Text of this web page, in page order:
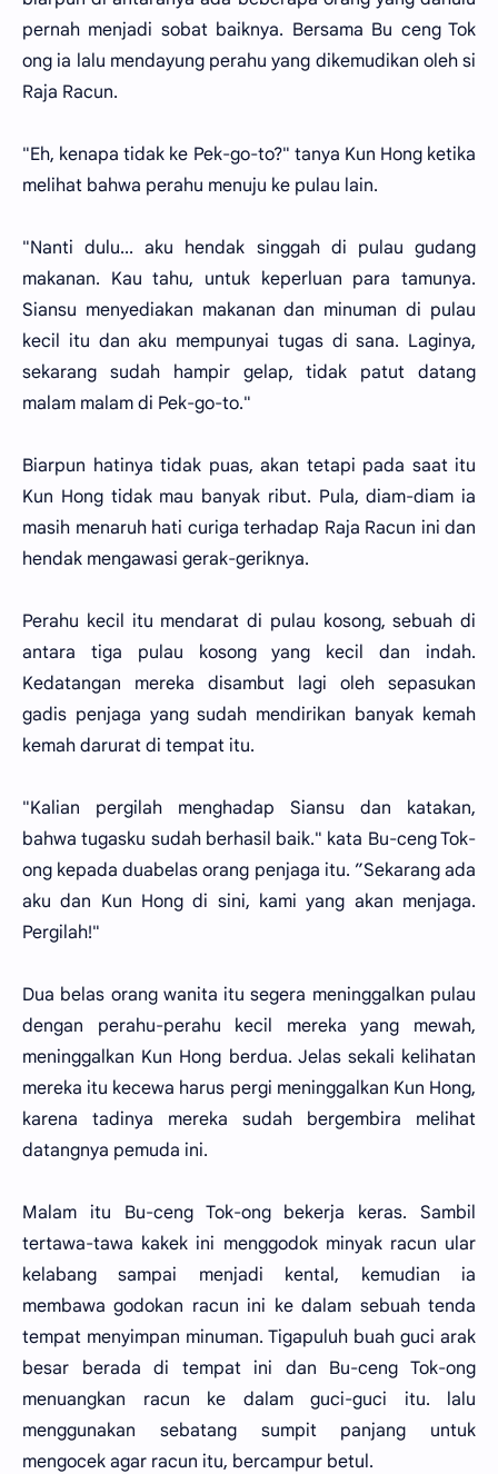
pernah menjadi sobat baiknya. Bersama Bu ceng Tok
ong ia lalu mendayung perahu yang dikemudikan oleh si
Raja Racun.
"Eh, kenapa tidak ke Pek-go-to?" tanya Kun Hong ketika
melihat bahwa perahu menuju ke pulau lain.
"Nanti dulu... aku hendak singgah di pulau gudang
makanan. Kau tahu, untuk keperluan para tamunya.
Siansu menyediakan makanan dan minuman di pulau
kecil itu dan aku mempunyai tugas di sana. Laginya,
sekarang sudah hampir gelap, tidak patut datang
malam malam di Pek-go-to."
Biarpun hatinya tidak puas, akan tetapi pada saat itu
Kun Hong tidak mau banyak ribut. Pula, diam-diam ia
masih menaruh hati curiga terhadap Raja Racun ini dan
hendak mengawasi gerak-geriknya.
Perahu kecil itu mendarat di pulau kosong, sebuah di
antara tiga pulau kosong yang kecil dan indah.
Kedatangan mereka disambut lagi oleh sepasukan
gadis penjaga yang sudah mendirikan banyak kemah
kemah darurat di tempat itu.
"Kalian pergilah menghadap Siansu dan katakan,
bahwa tugasku sudah berhasil baik." kata Bu-ceng Tok-
ong kepada duabelas orang penjaga itu. ”Sekarang ada
aku dan Kun Hong di sini, kami yang akan menjaga.
Pergilah!"
Dua belas orang wanita itu segera meninggalkan pulau
dengan perahu-perahu kecil mereka yang mewah,
meninggalkan Kun Hong berdua. Jelas sekali kelihatan
mereka itu kecewa harus pergi meninggalkan Kun Hong,
karena tadinya mereka sudah bergembira melihat
datangnya pemuda ini.
Malam itu Bu-ceng Tok-ong bekerja keras. Sambil
tertawa-tawa kakek ini menggodok minyak racun ular
kelabang sampai menjadi kental, kemudian ia
membawa godokan racun ini ke dalam sebuah tenda
tempat menyimpan minuman. Tigapuluh buah guci arak
besar berada di tempat ini dan Bu-ceng Tok-ong
menuangkan racun ke dalam guci-guci itu. lalu
menggunakan sebatang sumpit panjang untuk
mengocek agar racun itu, bercampur betul.